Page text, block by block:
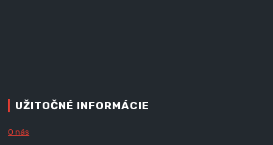
UŽITOČNÉ INFORMÁCIE
O nás